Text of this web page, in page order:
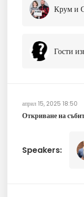
Крум и
Гости
април 15, 2025 18:50
Откриване на
Speakers: